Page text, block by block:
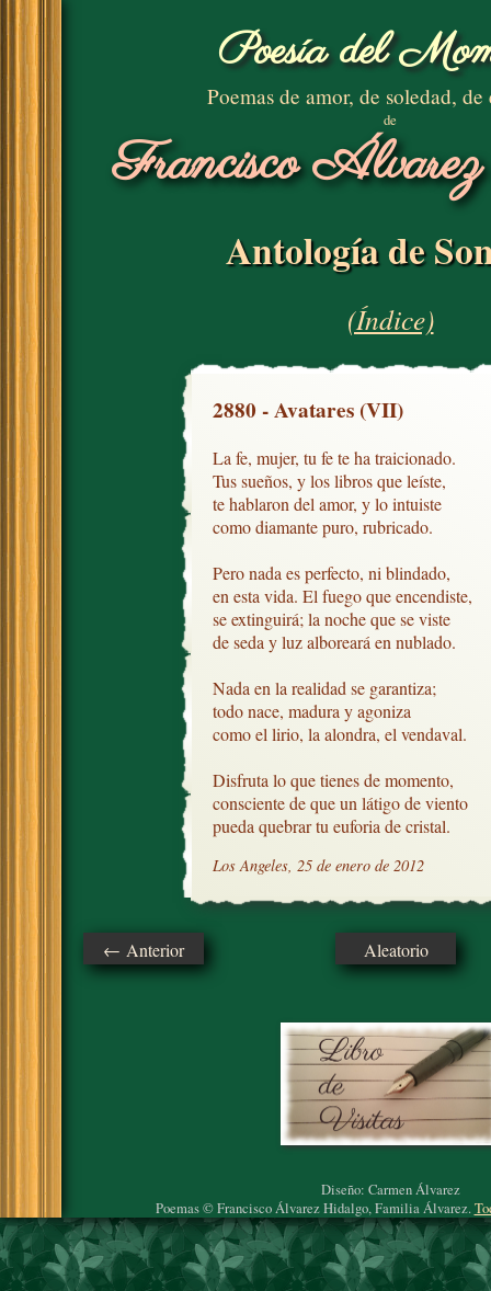
Poesía del
Poemas de amor, de soledad, de
de
Francisco
Antología de
(Índice)
2880 - Avatares (VII)
La fe, mujer, tu fe te ha traicionado.
Tus sueños, y los libros que leíste,
te hablaron del amor, y lo intuiste
como diamante puro, rubricado.
Pero nada es perfecto, ni blindado,
en esta vida. El fuego que encendiste,
se extinguirá; la noche que se viste
de seda y luz alboreará en nublado.
Nada en la realidad se garantiza;
todo nace, madura y agoniza
como el lirio, la alondra, el vendaval.
Disfruta lo que tienes de momento,
consciente de que un látigo de viento
pueda quebrar tu euforia de cristal.
Los Angeles, 25 de enero de 2012
← Anterior Aleatorio
Diseño: Carmen Álvarez
Poemas © Francisco Álvarez Hidalgo, Familia Álvarez.